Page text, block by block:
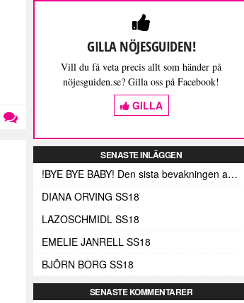
GILLA NÖJESGUIDEN!
Vill du få veta precis allt som händer på
nöjesguiden.se? Gilla oss på Facebook!
GILLA
SENASTE INLÄGGEN
!BYE BYE BABY! Den sista bevakningen av Fashion Week Stockholm – och med den de sista skrivna orden (här)
DIANA ORVING SS18
LAZOSCHMIDL SS18
EMELIE JANRELL SS18
BJÖRN BORG SS18
SENASTE KOMMENTARER